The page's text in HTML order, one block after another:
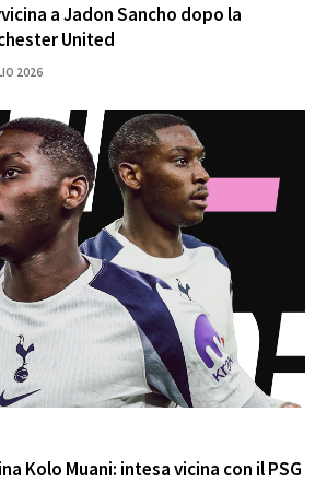
a Jadon Sancho dopo la
United
2026
Kolo Muani: intesa vicina con il PSG